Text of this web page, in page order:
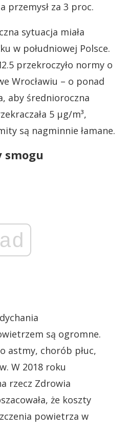
przemysł za 3 proc.
sytuacja miała
w południowej Polsce.
przekroczyło normy o
Wrocławiu – o ponad
aby średnioroczna
5 µg/m³,
są nagminnie łamane.
smogu
ad
są ogromne.
astmy, chorób płuc,
W 2018 roku
rzecz Zdrowia
że koszty
powietrza w